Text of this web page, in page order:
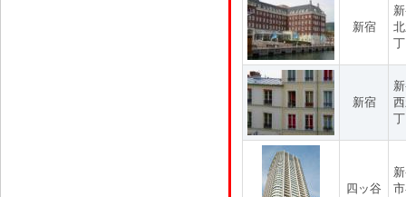
新宿
新宿
四ッ谷